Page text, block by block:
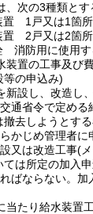
、次の3種類とす
置 1戸又は1箇
置 2戸又は2箇
消防用に使用す
装置の工事及び
等の申込み)
新設し、改造し
通省令で定める
撤去しようとす
かじめ管理者
又は改造工事(
ては所定の加入
ばならない。 加
当たり給水装置